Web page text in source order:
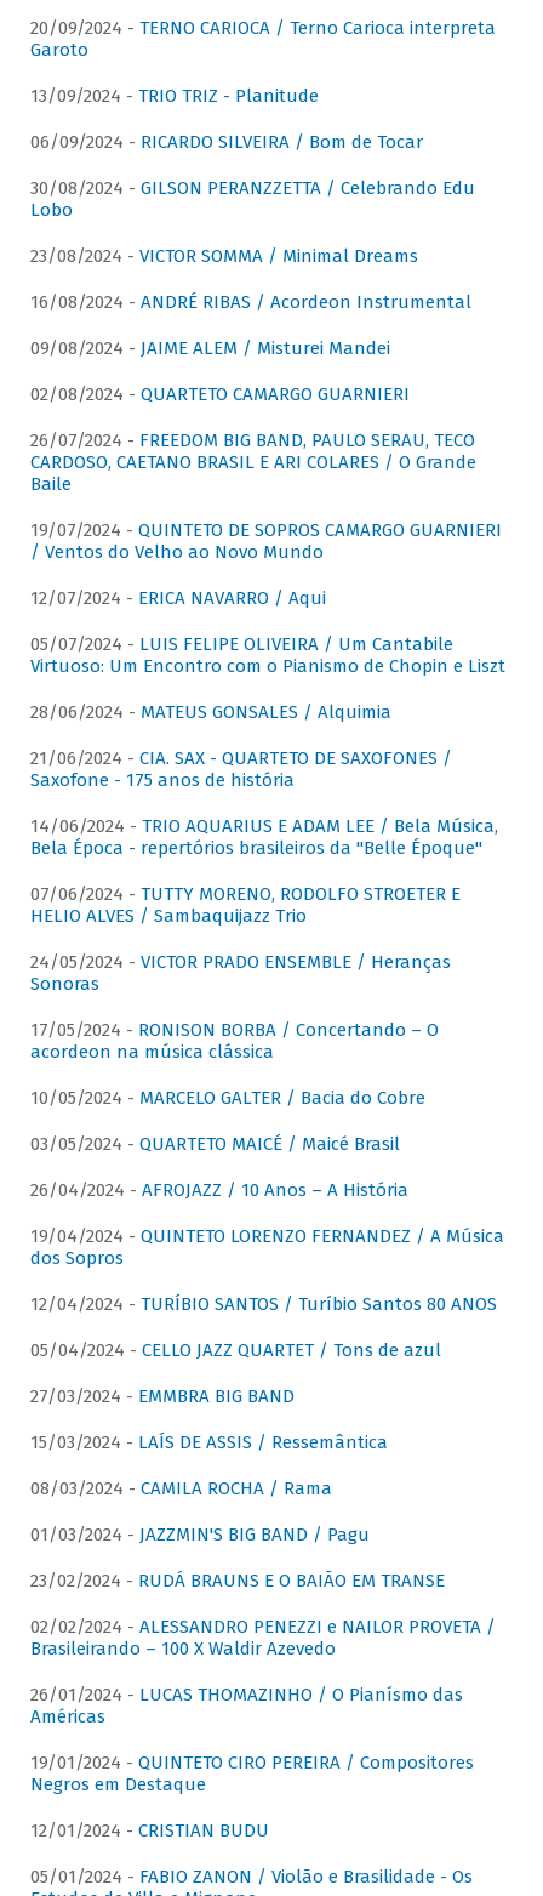
20/09/2024 - TERNO CARIOCA / Terno Carioca interpreta
Garoto
13/09/2024 - TRIO TRIZ - Planitude
06/09/2024 - RICARDO SILVEIRA / Bom de Tocar
30/08/2024 - GILSON PERANZZETTA / Celebrando Edu
Lobo
23/08/2024 - VICTOR SOMMA / Minimal Dreams
16/08/2024 - ANDRÉ RIBAS / Acordeon Instrumental
09/08/2024 - JAIME ALEM / Misturei Mandei
02/08/2024 - QUARTETO CAMARGO GUARNIERI
26/07/2024 - FREEDOM BIG BAND, PAULO SERAU, TECO
CARDOSO, CAETANO BRASIL E ARI COLARES / O Grande
Baile
19/07/2024 - QUINTETO DE SOPROS CAMARGO GUARNIERI
/ Ventos do Velho ao Novo Mundo
12/07/2024 - ERICA NAVARRO / Aqui
05/07/2024 - LUIS FELIPE OLIVEIRA / Um Cantabile
Virtuoso: Um Encontro com o Pianismo de Chopin e Liszt
28/06/2024 - MATEUS GONSALES / Alquimia
21/06/2024 - CIA. SAX - QUARTETO DE SAXOFONES /
Saxofone - 175 anos de história
14/06/2024 - TRIO AQUARIUS E ADAM LEE / Bela Música,
Bela Época - repertórios brasileiros da "Belle Époque"
07/06/2024 - TUTTY MORENO, RODOLFO STROETER E
HELIO ALVES / Sambaquijazz Trio
24/05/2024 - VICTOR PRADO ENSEMBLE / Heranças
Sonoras
17/05/2024 - RONISON BORBA / Concertando – O
acordeon na música clássica
10/05/2024 - MARCELO GALTER / Bacia do Cobre
03/05/2024 - QUARTETO MAICÉ / Maicé Brasil
26/04/2024 - AFROJAZZ / 10 Anos – A História
19/04/2024 - QUINTETO LORENZO FERNANDEZ / A Música
dos Sopros
12/04/2024 - TURÍBIO SANTOS / Turíbio Santos 80 ANOS
05/04/2024 - CELLO JAZZ QUARTET / Tons de azul
27/03/2024 - EMMBRA BIG BAND
15/03/2024 - LAÍS DE ASSIS / Ressemântica
08/03/2024 - CAMILA ROCHA / Rama
01/03/2024 - JAZZMIN'S BIG BAND / Pagu
23/02/2024 - RUDÁ BRAUNS E O BAIÃO EM TRANSE
02/02/2024 - ALESSANDRO PENEZZI e NAILOR PROVETA /
Brasileirando – 100 X Waldir Azevedo
26/01/2024 - LUCAS THOMAZINHO / O Pianísmo das
Américas
19/01/2024 - QUINTETO CIRO PEREIRA / Compositores
Negros em Destaque
12/01/2024 - CRISTIAN BUDU
05/01/2024 - FABIO ZANON / Violão e Brasilidade - Os